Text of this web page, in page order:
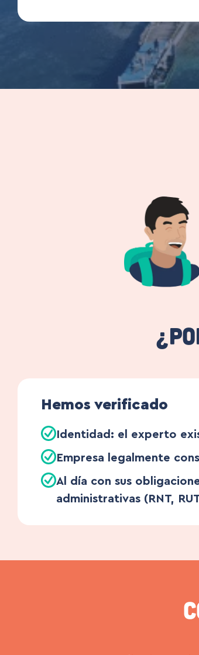
Hemos verificado
Identidad: el experto
Empresa legalmente
Al día con sus
administrativas (RNT,